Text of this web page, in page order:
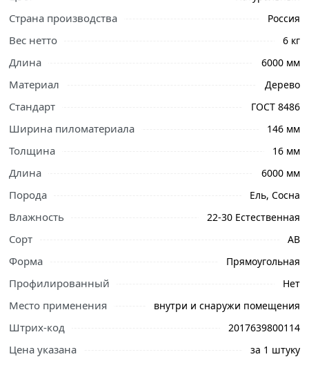
Ознакомьтесь с подробными характеристиками,
описанием и отзывами о товаре, чтобы сделать
правильный выбор и заказать онлайн. Наши
профессиональные менеджеры обработают заказ и
свяжутся с Вами для согласования условий доставки
или самовывоза.
Является качественной заменой натуральному изделию
и представляет собой одну из разновидностей вагонки
древесины, оснащенный специальным соединением
«шип-паз».
Это многофункциональный материал, имеющий
широкий спектр применения в строительной и
подходит для внешней и внутренней отделки стен,
состоящих из различных материалов: кирпич,
пеноблоки, бетон, дерево и прочие.
Страна производства Россия
Вес нетто 6 кг
Длина 6000 мм
Материал Дерево
Стандарт ГОСТ 8486
Ширина пиломатериала 146 мм
Толщина 16 мм
Длина 6000 мм
Порода Ель, Сосна
Влажность 22-30 Естественная
Сорт АВ
Форма Прямоугольная
Профилированный Нет
Место применения внутри и снаружи помещения
Штрих-код 2017639800114
Цена указана за 1 штуку